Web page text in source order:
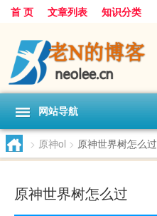
首 页 文章列表 知识分类
网站导航
> 原神ol > 原神世界树怎么过
原神世界树怎么过